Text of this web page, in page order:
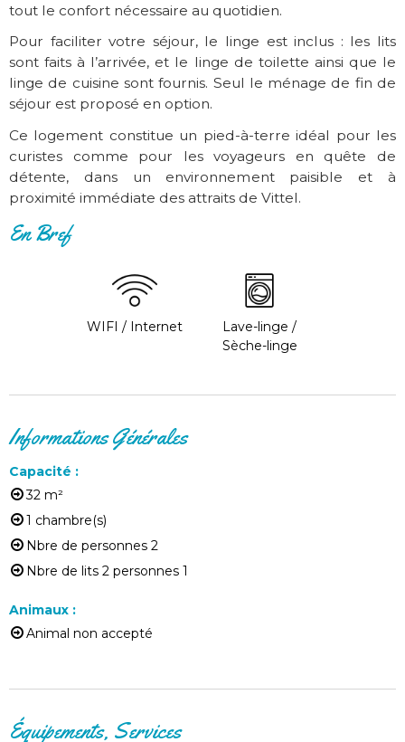
tout le confort nécessaire au quotidien.
Pour faciliter votre séjour, le linge est inclus : les lits
sont faits à l’arrivée, et le linge de toilette ainsi que le
linge de cuisine sont fournis. Seul le ménage de fin de
séjour est proposé en option.
Ce logement constitue un pied-à-terre idéal pour les
curistes comme pour les voyageurs en quête de
détente, dans un environnement paisible et à
proximité immédiate des attraits de Vittel.
En Bref
WIFI / Internet
Lave-linge /
Sèche-linge
Informations Générales
Capacité :
32 m²
1 chambre(s)
Nbre de personnes 2
Nbre de lits 2 personnes 1
Animaux :
Animal non accepté
Équipements, Services